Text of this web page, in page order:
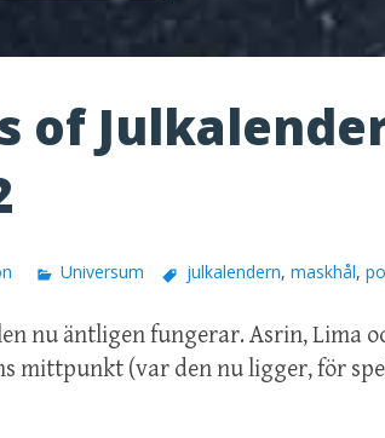
of
Universum julkalendern, maskhål,
nu äntligen fungerar. Asrin, Lima
mittpunkt (var den nu ligger, för